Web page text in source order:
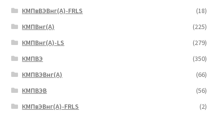
КМПвВЭВнг(А)-FRLS
(18)
КМПВнг(А)
(225)
КМПВнг(А)-LS
(279)
КМПВЭ
(350)
КМПВЭBнг(А)
(66)
КМПВЭВ
(56)
КМПвЭВнг(А)-FRLS
(2)